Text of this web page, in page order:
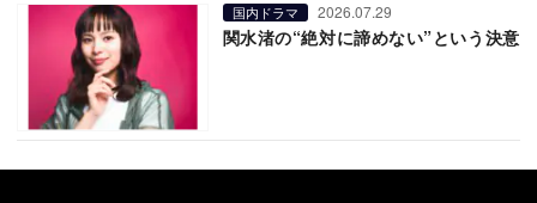
国内ドラマ 2026.07.29
関水渚の“絶対に諦めない”という決意